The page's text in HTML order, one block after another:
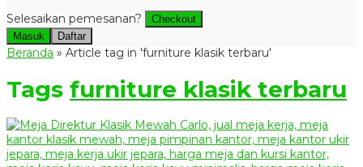
Selesaikan pemesanan?
Checkout
Masuk
Daftar
Beranda » Article tag in 'furniture klasik terbaru'
Tags furniture klasik terbaru